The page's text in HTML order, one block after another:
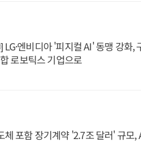
엔비디아 '피지컬 AI' 동맹 강화,
로보틱스 기업으로
체 포함 장기계약 '2.7조 달러' 규모,